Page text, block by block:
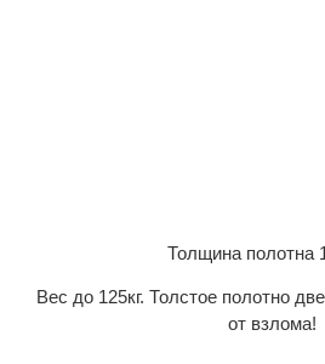
Толщина полотна
Вес до 125кг. Толстое полотно
от взлома!